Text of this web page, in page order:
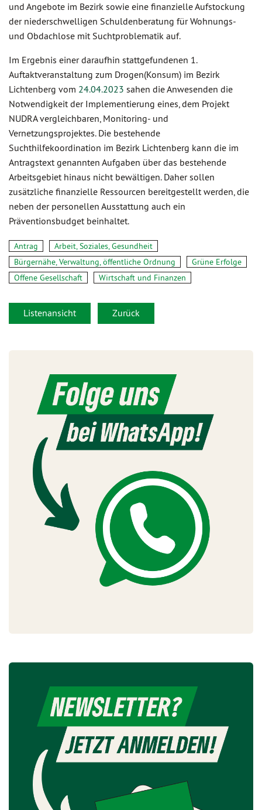
und Angebote im Bezirk sowie eine finanzielle Aufstockung
der niederschwelligen Schuldenberatung für Wohnungs-
und Obdachlose mit Suchtproblematik auf.
Im Ergebnis einer daraufhin stattgefundenen 1.
Auftaktveranstaltung zum Drogen(Konsum) im Bezirk
Lichtenberg vom 24.04.2023 sahen die Anwesenden die
Notwendigkeit der Implementierung eines, dem Projekt
NUDRA vergleichbaren, Monitoring- und
Vernetzungsprojektes. Die bestehende
Suchthilfekoordination im Bezirk Lichtenberg kann die im
Antragstext genannten Aufgaben über das bestehende
Arbeitsgebiet hinaus nicht bewältigen. Daher sollen
zusätzliche finanzielle Ressourcen bereitgestellt werden, die
neben der personellen Ausstattung auch ein
Präventionsbudget beinhaltet.
Antrag
Arbeit, Soziales, Gesundheit
Bürgernähe, Verwaltung, öffentliche Ordnung
Grüne Erfolge
Offene Gesellschaft
Wirtschaft und Finanzen
Listenansicht Zurück